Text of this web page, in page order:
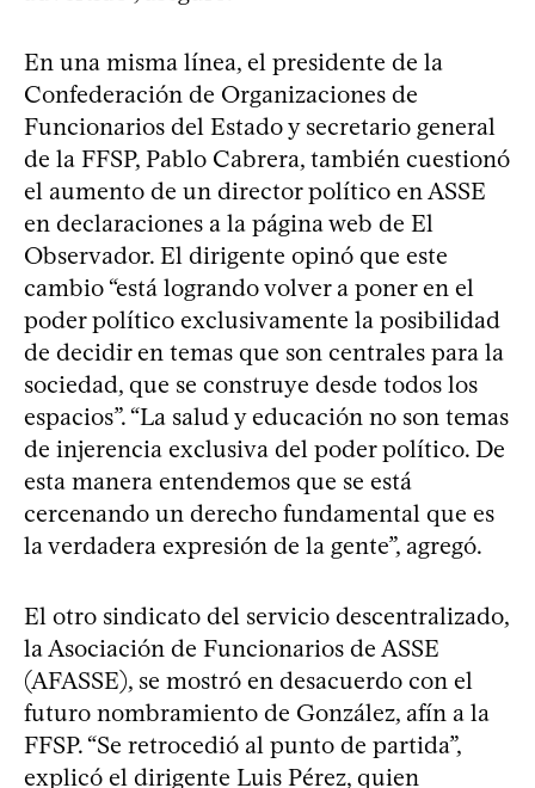
En una misma línea, el presidente de la
Confederación de Organizaciones de
Funcionarios del Estado y secretario general
de la FFSP, Pablo Cabrera, también cuestionó
el aumento de un director político en ASSE
en declaraciones a la página web de El
Observador. El dirigente opinó que este
cambio “está logrando volver a poner en el
poder político exclusivamente la posibilidad
de decidir en temas que son centrales para la
sociedad, que se construye desde todos los
espacios”. “La salud y educación no son temas
de injerencia exclusiva del poder político. De
esta manera entendemos que se está
cercenando un derecho fundamental que es
la verdadera expresión de la gente”, agregó.
El otro sindicato del servicio descentralizado,
la Asociación de Funcionarios de ASSE
(AFASSE), se mostró en desacuerdo con el
futuro nombramiento de González, afín a la
FFSP. “Se retrocedió al punto de partida”,
explicó el dirigente Luis Pérez, quien